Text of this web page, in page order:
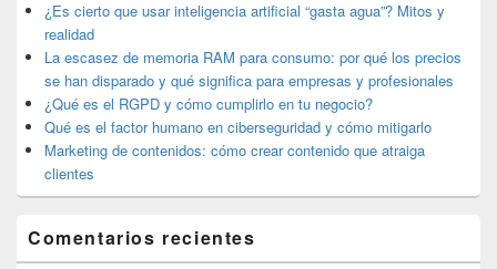
widget
barra
lateral
primaria
¿Es cierto que usar inteligencia artificial “gasta agua”? Mitos y
realidad
La escasez de memoria RAM para consumo: por qué los precios
se han disparado y qué significa para empresas y profesionales
¿Qué es el RGPD y cómo cumplirlo en tu negocio?
Qué es el factor humano en ciberseguridad y cómo mitigarlo
Marketing de contenidos: cómo crear contenido que atraiga
clientes
Comentarios recientes